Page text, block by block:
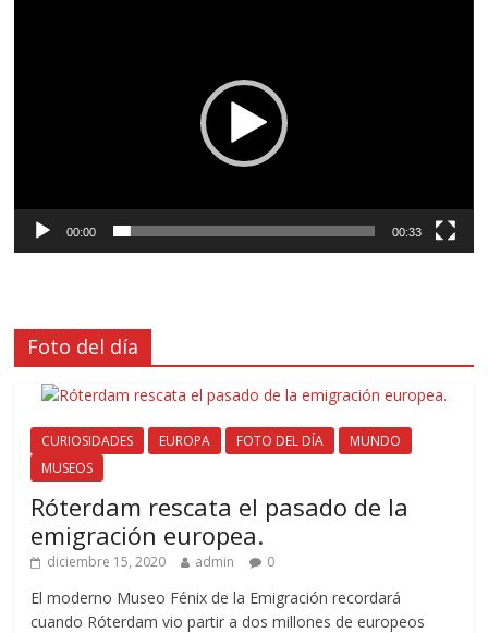
00:00 00:33
Foto del día
CURIOSIDADES EUROPA FOTO DEL DÍA
MUNDO
MUSEOS
Róterdam rescata el pasado de la
emigración europea.
diciembre 15, 2020 admin 0
El moderno Museo Fénix de la Emigración recordará
cuando Róterdam vio partir a dos millones de europeos